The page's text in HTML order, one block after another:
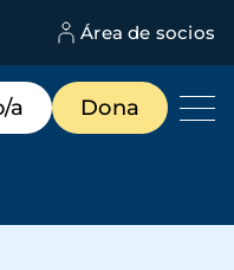
Área de socios
a Dona